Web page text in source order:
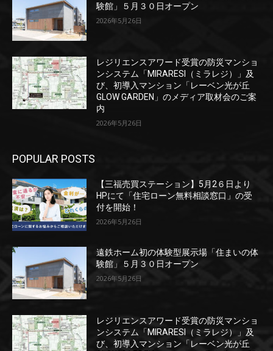
験館」５月３０日オープン
2026年5月26日
レジリエンスアワード受賞の防災マンショ
ンシステム「MIRARESI（ミラレジ）」及
び、初導入マンション「レーベン光が丘
GLOW GARDEN」のメディア取材会のご案
内
2026年5月26日
POPULAR POSTS
【三福売買ステーション】5月2６日より
HPにて「住宅ローン無料相談窓口」の受
付を開始！
2026年5月26日
遠鉄ホーム初の体験型展示場「住まいの体
験館」５月３０日オープン
2026年5月26日
レジリエンスアワード受賞の防災マンショ
ンシステム「MIRARESI（ミラレジ）」及
び、初導入マンション「レーベン光が丘